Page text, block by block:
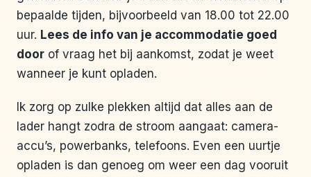
bepaalde tijden, bijvoorbeeld van 18.00 tot 22.00
uur. Lees de info van je accommodatie goed
door of vraag het bij aankomst, zodat je weet
wanneer je kunt opladen.
Ik zorg op zulke plekken altijd dat alles aan de
lader hangt zodra de stroom aangaat: camera-
accu’s, powerbanks, telefoons. Even een uurtje
opladen is dan genoeg om weer een dag vooruit